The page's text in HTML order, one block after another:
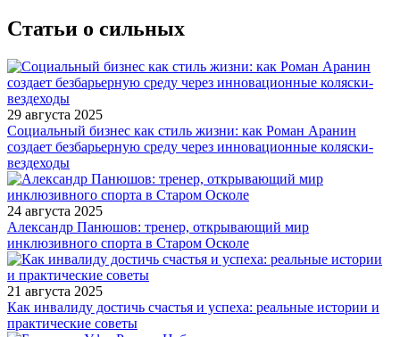
Статьи о сильных
29 августа 2025
Социальный бизнес как стиль жизни: как Роман Аранин
создает безбарьерную среду через инновационные коляски-
вездеходы
24 августа 2025
Александр Панюшов: тренер, открывающий мир
инклюзивного спорта в Старом Осколе
21 августа 2025
Как инвалиду достичь счастья и успеха: реальные истории и
практические советы